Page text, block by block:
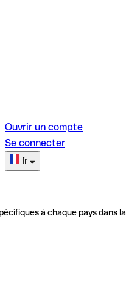
Ouvrir un compte
Se connecter
fr
à chaque pays dans la